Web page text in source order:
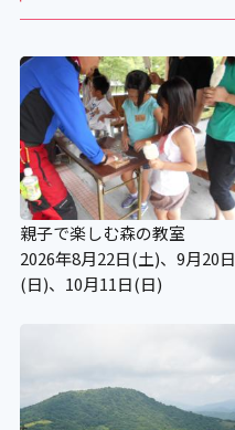
親子で楽しむ森の教室
2026年8月22日(土)、9月20日
(日)、10月11日(日)